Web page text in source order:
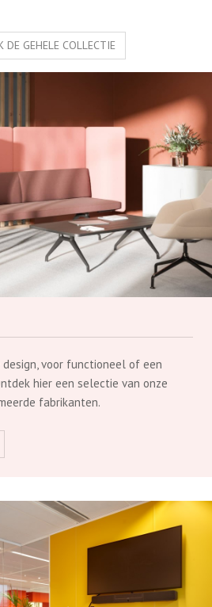
design, voor functioneel of een
hier een selectie van onze
fabrikanten.